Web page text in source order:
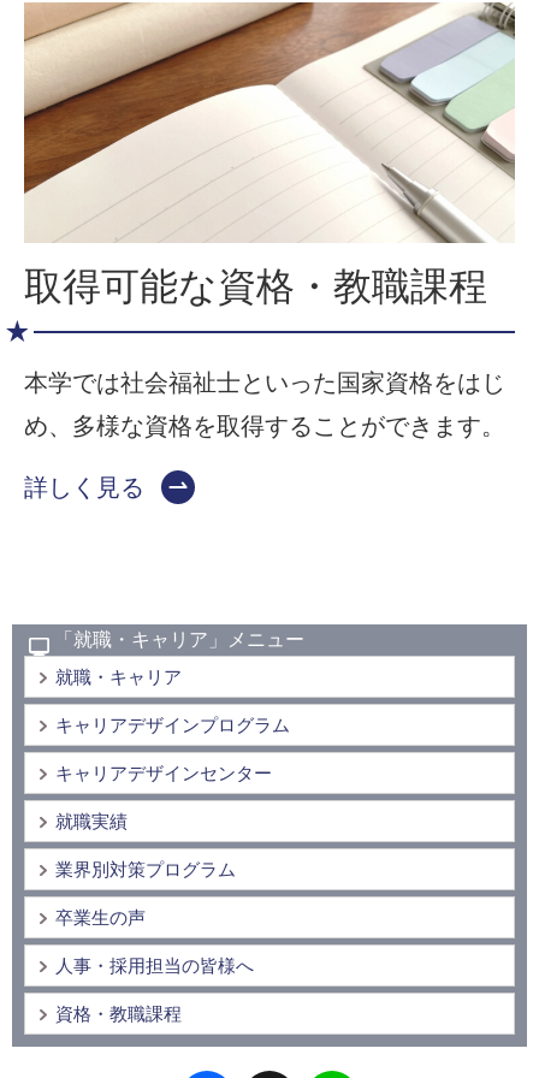
取得可能な資格・教職課程
本学では社会福祉士といった国家資格をはじ
め、多様な資格を取得することができます。
詳しく見る
「就職・キャリア」メニュー
就職・キャリア
キャリアデザインプログラム
キャリアデザインセンター
就職実績
業界別対策プログラム
卒業生の声
人事・採用担当の皆様へ
資格・教職課程